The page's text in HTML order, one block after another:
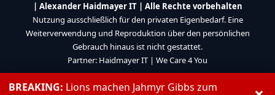
| Alexander Haidmayer IT | Alle Rechte vorbehalten
Nutzung ausschließlich für den privaten Eigenbedarf. Eine
Weiterverwendung und Reproduktion über den persönlichen
Gebrauch hinaus ist nicht gestattet.
Partner: Haidmayer IT | We Care 4 You
BREAKING: Lions machen Jahmyr Gibbs zum